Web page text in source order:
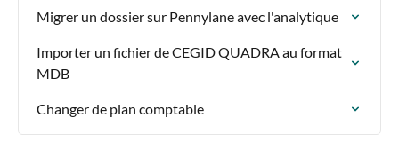
Migrer un dossier sur Pennylane avec l'analytique
Importer un fichier de CEGID QUADRA au format
MDB
Changer de plan comptable